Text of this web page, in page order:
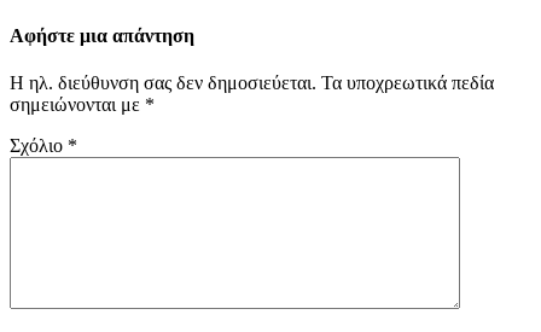
Αφήστε μια απάντηση
Η ηλ. διεύθυνση σας δεν δημοσιεύεται. Τα υποχρεωτικά πεδία
σημειώνονται με *
Σχόλιο *